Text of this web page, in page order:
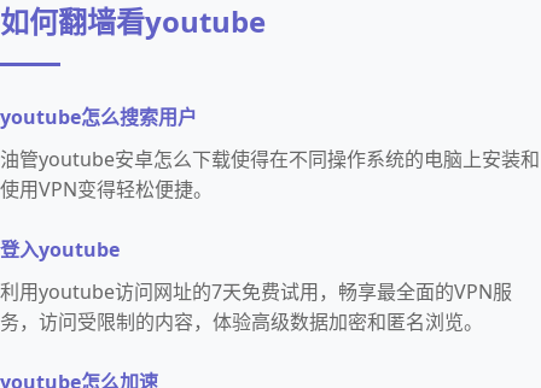
如何翻墙看youtube
youtube怎么搜索用户
油管youtube安卓怎么下载使得在不同操作系统的电脑上安装和
使用VPN变得轻松便捷。
登入youtube
利用youtube访问网址的7天免费试用，畅享最全面的VPN服
务，访问受限制的内容，体验高级数据加密和匿名浏览。
youtube怎么加速